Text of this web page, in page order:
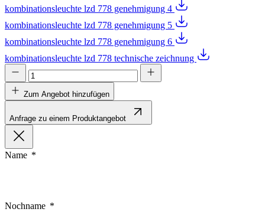
kombinationsleuchte lzd 778 genehmigung 4
kombinationsleuchte lzd 778 genehmigung 5
kombinationsleuchte lzd 778 genehmigung 6
kombinationsleuchte lzd 778 technische zeichnung
Zum Angebot hinzufügen
Anfrage zu einem Produktangebot
Name
Nochname